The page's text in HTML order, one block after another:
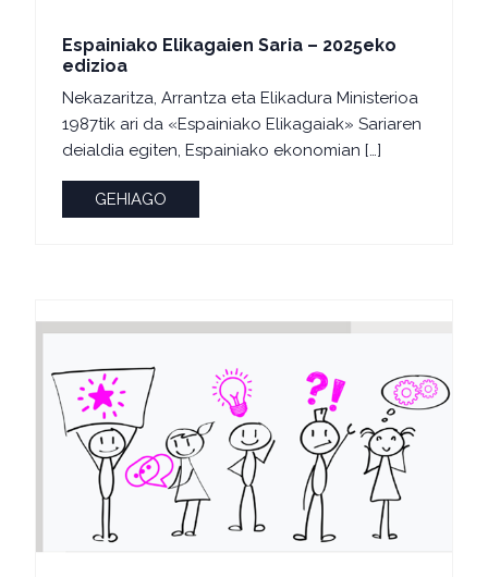
Espainiako Elikagaien Saria – 2025eko
edizioa
Nekazaritza, Arrantza eta Elikadura Ministerioa
1987tik ari da «Espainiako Elikagaiak» Sariaren
deialdia egiten, Espainiako ekonomian […]
GEHIAGO